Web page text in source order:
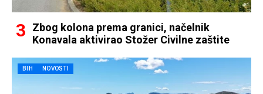
Zbog kolona prema granici, načelnik
Konavala aktivirao Stožer Civilne zaštite
BIH NOVOSTI